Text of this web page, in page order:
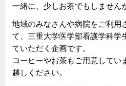
一緒に、少しお茶でもしません
地域のみなさんや病院をご利用
て、三重大学医学部看護学科学
ていただく企画です。
コーヒーやお茶もご用意してい
越しください。